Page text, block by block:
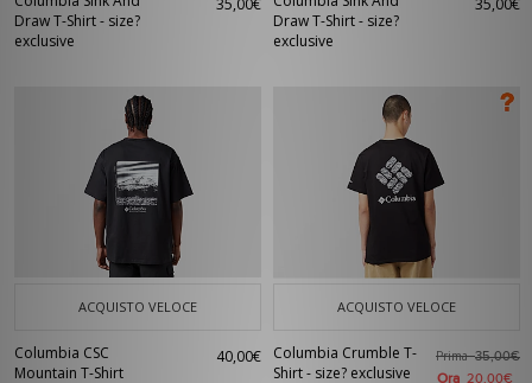
Draw T-Shirt - size?
exclusive
35,00€
Draw T-Shirt - size?
exclusive
35,00€
ACQUISTO VELOCE
Columbia CSC
Mountain T-Shirt
40,00€
ACQUISTO VELOCE
Columbia Crumble T-
Shirt - size? exclusive
Prima35,00€
Ora 20,00€